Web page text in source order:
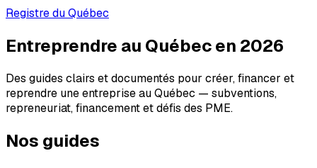
Registre du Québec
Entreprendre au Québec en 2026
Des guides clairs et documentés pour créer, financer et
reprendre une entreprise au Québec — subventions,
repreneuriat, financement et défis des PME.
Nos guides